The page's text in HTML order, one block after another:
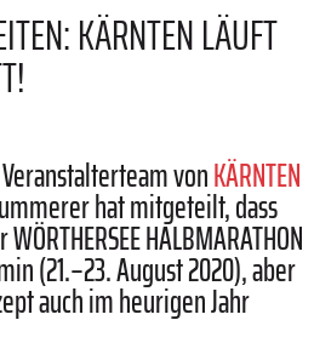
KÄRNTEN LÄUFT
vonKÄRNTEN
hat mitgeteilt, dass
HALBMARATHON
(21.–23. August 2020), aber
auch im heurigen Jahr